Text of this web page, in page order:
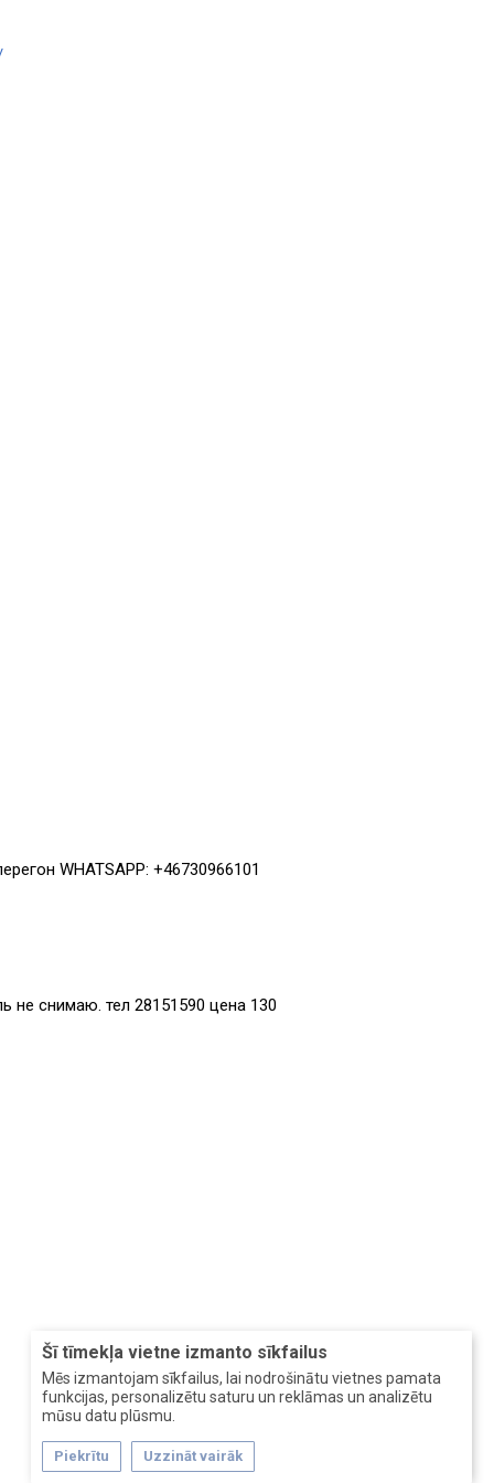
Šī tīmekļa vietne izmanto sīkfailus
Mēs izmantojam sīkfailus, lai nodrošinātu vietnes pamata
funkcijas, personalizētu saturu un reklāmas un analizētu
mūsu datu plūsmu.
Piekrītu Uzzināt vairāk
WHATSAPP: +46730966101
не снимаю. тел 28151590 цена 130